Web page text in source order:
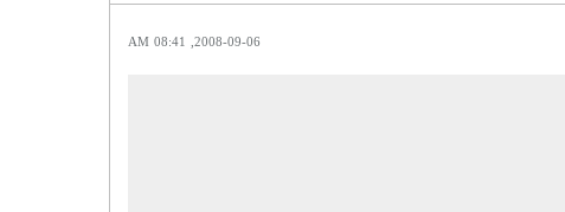
2008-09-06, 08:41 AM